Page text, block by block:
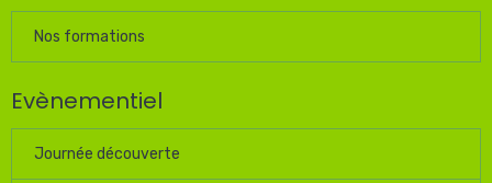
Nos formations
Evènementiel
Journée découverte